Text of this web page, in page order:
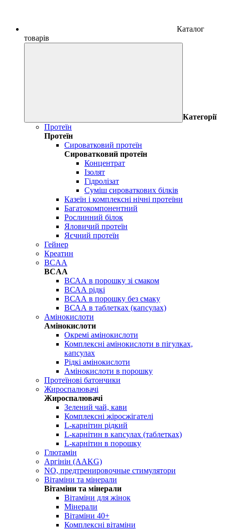
Каталог
товарів
Категорії
Протеїн
Протеїн
Сироватковий протеїн
Сироватковий протеїн
Концентрат
Ізолят
Гідролізат
Суміш сироваткових білків
Казеїн і комплексні нічні протеїни
Багатокомпонентний
Рослинний білок
Яловичий протеїн
Яєчний протеїн
Гейнер
Креатин
BCAA
BCAA
ВСАА в порошку зі смаком
ВСАА рідкі
ВСАА в порошку без смаку
ВСАА в таблетках (капсулах)
Амінокислоти
Амінокислоти
Окремі амінокислоти
Комплексні амінокислоти в пігулках,
капсулах
Рідкі амінокислоти
Амінокислоти в порошку
Протеїнові батончики
Жироспалювачі
Жироспалювачі
Зелений чай, кави
Комплексні жіросжігателі
L-карнітин рідкий
L-карнітин в капсулах (таблетках)
L-карнітин в порошку
Глютамін
Аргінін (AAKG)
NO, предтренировочные стимулятори
Вітаміни та мінерали
Вітаміни та мінерали
Вітаміни для жінок
Мінерали
Вітаміни 40+
Комплексні вітаміни